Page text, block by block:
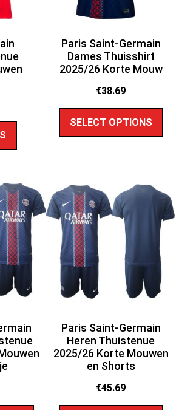
Paris Saint-Germain
Dames Thuisshirt
2025/26 Korte Mouw
€38.69
SELECT OPTIONS
Paris Saint-Germain
Heren Thuistenue
2025/26 Korte Mouwen
en Shorts
€45.69